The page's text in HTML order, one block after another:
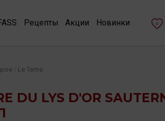
Рецепты Акции Новинки 0
DU LYS D'OR
Le Tertre